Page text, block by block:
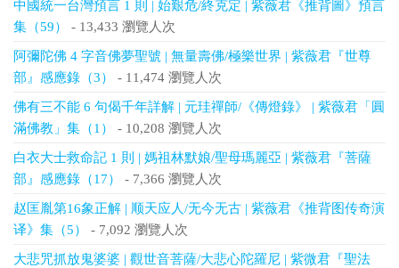
中國統一台灣預言 1 則 | 始艱危/終克定 | 紫薇君《推背圖》預言
集（59）
- 13,433 瀏覽人次
阿彌陀佛 4 字音佛夢聖號 | 無量壽佛/極樂世界 | 紫薇君『世尊
部』感應錄（3）
- 11,474 瀏覽人次
佛有三不能 6 句偈千年詳解 | 元珪禪師/《傳燈錄》 | 紫薇君「圓
滿佛教」集（1）
- 10,208 瀏覽人次
白衣大士救命記 1 則 | 媽祖林默娘/聖母瑪麗亞 | 紫薇君『菩薩
部』感應錄（17）
- 7,366 瀏覽人次
赵匡胤第16象正解 | 顺天应人/无今无古 | 紫薇君《推背图传奇演
译》集（5）
- 7,092 瀏覽人次
大悲咒抓放鬼婆婆 | 觀世音菩薩/大悲心陀羅尼 | 紫微君『聖法